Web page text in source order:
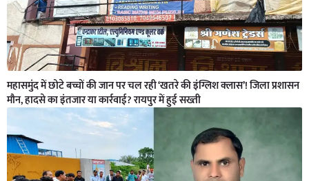
महासमुंद में छोटे बच्चों की जान पर चल रही ‘खतरे की इंग्लिश क्लास’! जिला प्रशासन
मौन, हादसे का इंतजार या कार्रवाई? रायपुर में हुई सख्ती